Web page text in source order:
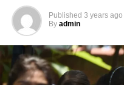
Published 3 years ago
By admin